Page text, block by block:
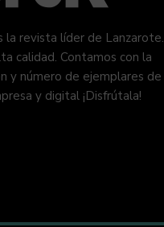
la revista líder de Lanzarote.
calidad. Contamos con la
y número de ejemplares de
y digital ¡Disfrútala!